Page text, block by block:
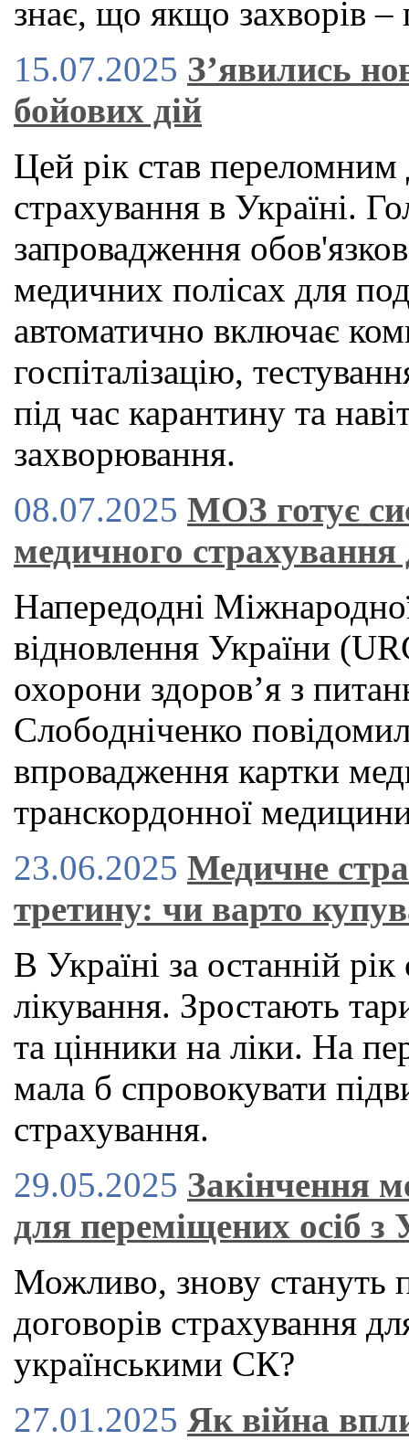
знає, що якщо захворів –
15.07.2025 З’явились
бойових дій
Цей рік став переломним
страхування в Україні.
запровадження
медичних полісах для
автоматично включає
госпіталізацію,
під час карантину та
захворювання.
08.07.2025 МОЗ готує
медичного
Напередодні
відновлення України
охорони здоров’я з
Слободніченко
впровадження картки
транскордонної
23.06.2025 Медичне
третину: чи варто
В Україні за останній
лікування. Зростають
та цінники на ліки. На
мала б спровокувати
страхування.
29.05.2025 Закінчення
для переміщених осіб з
Можливо, знову стануть
договорів страхування
українськими СК?
27.01.2025 Як війна